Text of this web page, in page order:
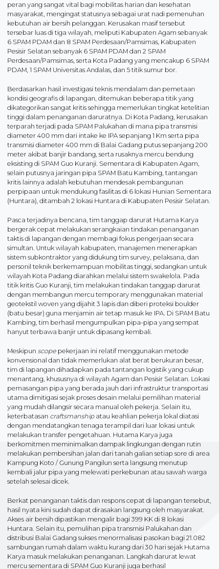
peran yang sangat vital bagi mobilitas harian dan kesehatan
masyarakat, mengingat statusnya sebagai urat nadi pemenuhan
kebutuhan air bersih pelanggan. Kerusakan masif tersebut
tersebar luas di tiga wilayah, meliputi Kabupaten Agam sebanyak
6 SPAM PDAM dan 8 SPAM Perdesaan/Pamsimas, Kabupaten
Pesisir Selatan sebanyak 6 SPAM PDAM dan 2 SPAM
Perdesaan/Pamsimas, serta Kota Padang yang mencakup 6 SPAM
PDAM, 1 SPAM Universitas Andalas, dan 5 titik sumur bor.
Berdasarkan hasil investigasi teknis mendalam dan pemetaan
kondisi geografis di lapangan, ditemukan beberapa titik yang
dikategorikan sangat kritis sehingga memerlukan tingkat ketelitian
tinggi dalam penanganan daruratnya. Di Kota Padang, kerusakan
terparah terjadi pada SPAM Palukahan di mana pipa transmisi
diameter 400 mm dari intake ke IPA sepanjang 1 Km serta pipa
transmisi diameter 400 mm di Balai Gadang putus sepanjang 200
meter akibat banjir bandang, serta rusaknya mercu bendung
eksisting di SPAM Guo Kuranji. Sementara di Kabupaten Agam,
selain putusnya jaringan pipa SPAM Batu Kambing, tantangan
kritis lainnya adalah kebutuhan mendesak pembangunan
perpipaan untuk mendukung fasilitas di 6 lokasi Hunian Sementara
(Huntara), ditambah 2 lokasi Huntara di Kabupaten Pesisir Selatan.
Pasca terjadinya bencana, tim tanggap darurat Hutama Karya
bergerak cepat melakukan serangkaian tindakan penanganan
taktis di lapangan dengan membagi fokus pengerjaan secara
simultan. Untuk wilayah kabupaten, manajemen menerapkan
sistem subkontraktor yang didukung tim survey, pelaksana, dan
personil teknik berkemampuan mobilitas tinggi, sedangkan untuk
wilayah Kota Padang diarahkan melalui sistem swakelola. Pada
titik kritis Guo Kuranji, tim melakukan tindakan tanggap darurat
dengan membangun mercu temporary menggunakan material
geotekstil woven yang dijahit 3 lapis dan diberi proteksi boulder
(batu besar) guna menjamin air tetap masuk ke IPA. Di SPAM Batu
Kambing, tim berhasil mengumpulkan pipa-pipa yang sempat
hanyut terbawa banjir untuk dipasang kembali.
Meskipun scope pekerjaan ini relatif menggunakan metode
konvensional dan tidak memerlukan alat berat berukuran besar,
tim di lapangan dihadapkan pada tantangan logistik yang cukup
menantang, khususnya di wilayah Agam dan Pesisir Selatan. Lokasi
pemasangan pipa yang berada jauh dari infrastruktur transportasi
utama dimitigasi sejak proses desain melalui pemilihan material
yang mudah dilangsir secara manual oleh pekerja. Selain itu,
keterbatasan craftsmanship atau keahlian pekerja lokal diatasi
dengan mendatangkan tenaga terampil dari luar lokasi untuk
melakukan transfer pengetahuan. Hutama Karya juga
berkomitmen meminimalkan dampak lingkungan dengan rutin
melakukan pembersihan jalan dari tanah galian setiap sore di area
Kampung Koto / Gunung Pangilun serta langsung menutup
kembali jalur pipa yang melewati perkebunan atau sawah warga
setelah selesai dicek.
Berkat penanganan taktis dan respons cepat di lapangan tersebut,
hasil nyata kini sudah dapat dirasakan langsung oleh masyarakat.
Akses air bersih dipastikan mengalir bagi 399 KK di 8 lokasi
Huntara. Selain itu, pemulihan pipa transmisi Palukahan dan
distribusi Balai Gadang sukses menormalisasi pasokan bagi 21.082
sambungan rumah dalam waktu kurang dari 30 hari sejak Hutama
Karya masuk melakukan penanganan. Langkah darurat lewat
mercu sementara di SPAM Guo Kuranji juga berhasil